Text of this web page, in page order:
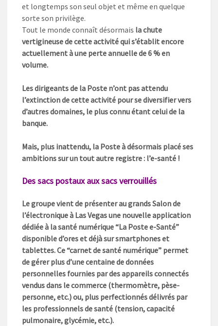
et longtemps son seul objet et même en quelque
sorte son privilège.
Tout le monde connaît désormais la chute
vertigineuse de cette activité qui s’établit encore
actuellement à une perte annuelle de 6 % en
volume.
Les dirigeants de la Poste n’ont pas attendu
l’extinction de cette activité pour se diversifier vers
d’autres domaines, le plus connu étant celui de la
banque.
Mais, plus inattendu, la Poste à désormais placé ses
ambitions sur un tout autre registre : l’e-santé !
Des sacs postaux aux sacs verrouillés
Le groupe vient de présenter au grands Salon de
l’électronique à Las Vegas une nouvelle application
dédiée à la santé numérique “La Poste e-Santé”
disponible d’ores et déjà sur smartphones et
tablettes. Ce “carnet de santé numérique” permet
de gérer plus d’une centaine de données
personnelles fournies par des appareils connectés
vendus dans le commerce (thermomètre, pèse-
personne, etc.) ou, plus perfectionnés délivrés par
les professionnels de santé (tension, capacité
pulmonaire, glycémie, etc.).